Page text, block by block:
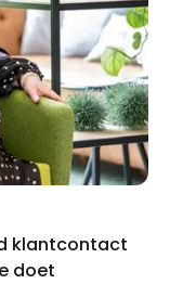
klantcontact
doet